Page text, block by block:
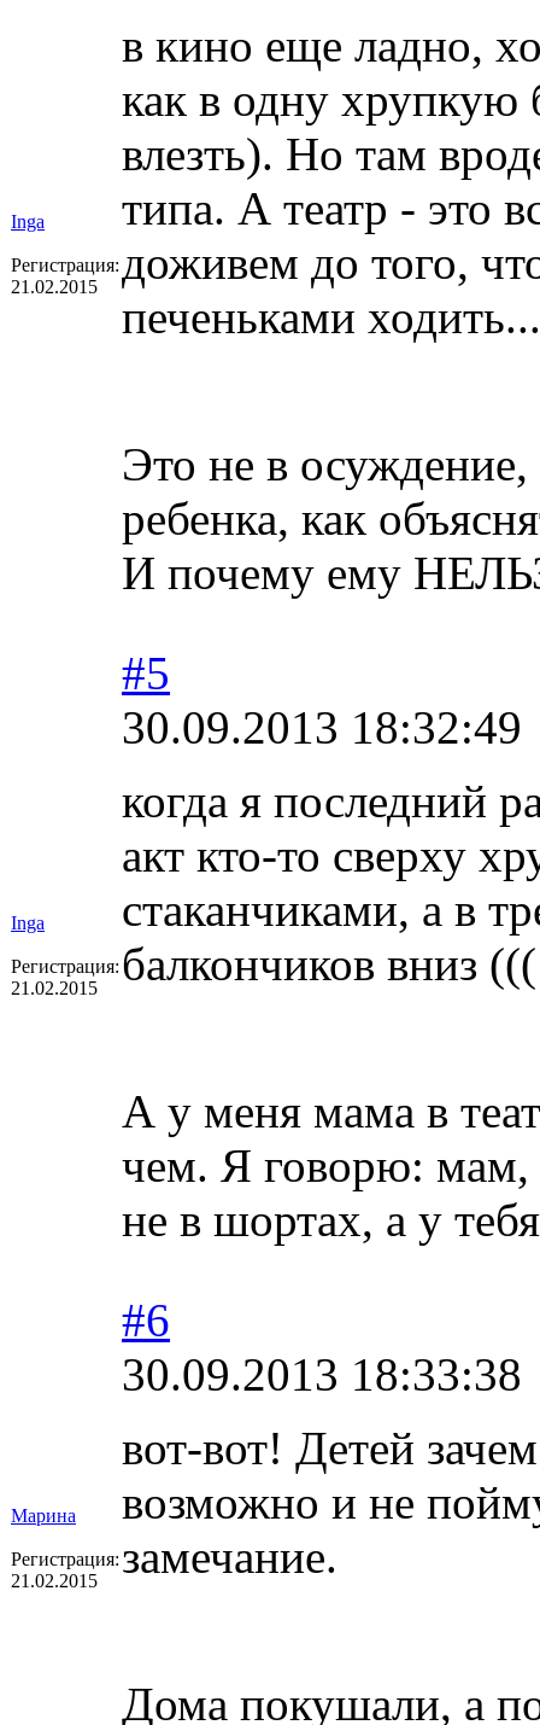
Inga
Регистрация:
21.02.2015
в кино еще ладно,
как в одну
влезть). Но там
типа. А театр - это
доживем до того,
печеньками ходить...
Это не в осуждение,
ребенка, как
И почему ему
Inga
Регистрация:
21.02.2015
#5
30.09.2013 18:32:49
когда я последний
акт кто-то сверху
стаканчиками, а в
балкончиков вниз (((
А у меня мама в
чем. Я говорю: мам,
не в шортах, а у
Марина
Регистрация:
21.02.2015
#6
30.09.2013 18:33:38
вот-вот! Детей
возможно и не
замечание.
Дома покушали, а